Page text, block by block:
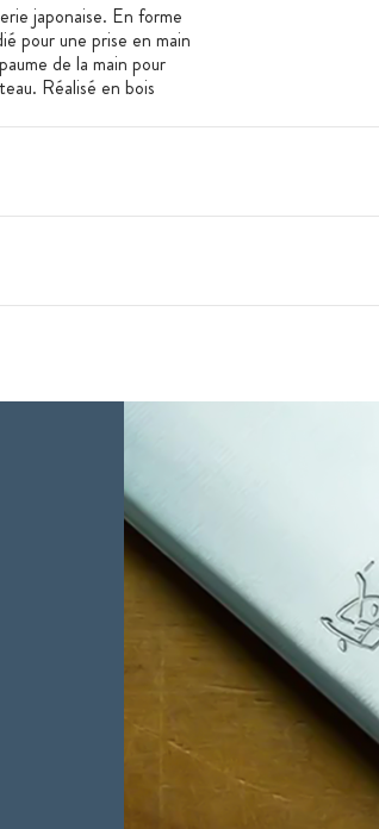
japonaise. En forme
pour une prise en main
de la main pour
Réalisé en bois
mouvement de
et ergonomie, ce
main.